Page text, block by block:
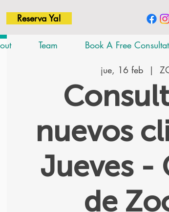
Reserva Ya!
Team Book A Free
jue, 16 feb
  |
nuevos
Jueves -
de